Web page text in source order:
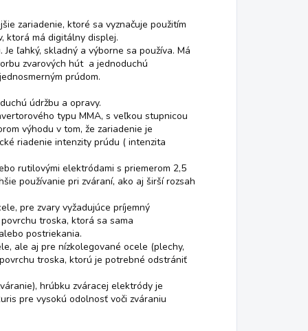
zariadenie, ktoré sa vyznačuje použitím
ktorá má digitálny displej.
ľahký, skladný a výborne sa používa. Má
zvarových hút a jednoduchú
prúdom.
údržbu a opravy.
typu MMA, s veľkou stupnicou
výhodu v tom, že zariadenie je
riadenie intenzity prúdu ( intenzita
rutilovými elektródami s priemerom 2,5
používanie pri zváraní, ako aj širší rozsah
pre zvary vyžadujúce príjemný
troska, ktorá sa sama
postriekania.
ale aj pre nízkolegované ocele (plechy,
troska, ktorú je potrebné odstrániť
hrúbku zváracej elektródy je
pre vysokú odolnosť voči zváraniu